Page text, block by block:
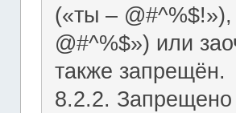
(«ты – @#^%$!»),
@#^%$») или
также запрещён.
8.2.2. Запрещено